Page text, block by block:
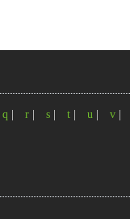
q r s t u v